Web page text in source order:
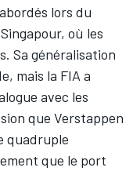
lors du
où les
Sa généralisation
mais la FIA a
avec les
que Verstappen
quadruple
que le port